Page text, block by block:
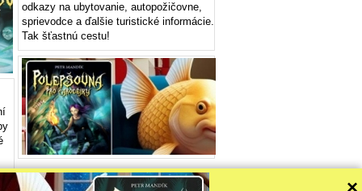
odkazy na ubytovanie, autopožičovne,
sprievodce a ďalšie turistické informácie.
Tak šťastnú cestu!